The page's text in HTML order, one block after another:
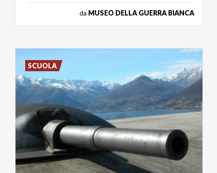
da MUSEO DELLA GUERRA BIANCA
SCUOLA